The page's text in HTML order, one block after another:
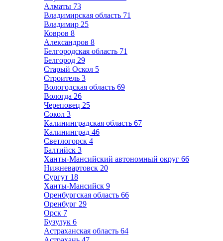
Алматы 73
Владимирская область 71
Владимир 25
Ковров 8
Александров 8
Белгородская область 71
Белгород 29
Старый Оскол 5
Строитель 3
Вологодская область 69
Вологда 26
Череповец 25
Сокол 3
Калининградская область 67
Калининград 46
Светлогорск 4
Балтийск 3
Ханты-Мансийский автономный округ 66
Нижневартовск 20
Сургут 18
Ханты-Мансийск 9
Оренбургская область 66
Оренбург 29
Орск 7
Бузулук 6
Астраханская область 64